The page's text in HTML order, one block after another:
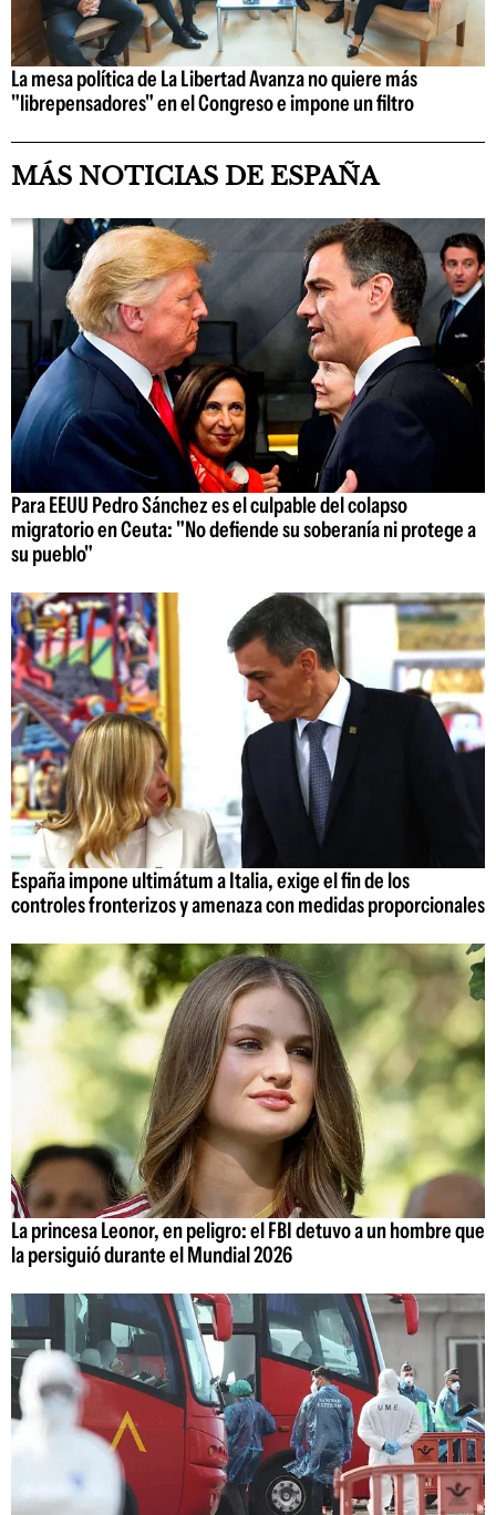
La mesa política de La Libertad Avanza no quiere más
"librepensadores" en el Congreso e impone un filtro
MÁS NOTICIAS DE ESPAÑA
Para EEUU Pedro Sánchez es el culpable del colapso
migratorio en Ceuta: "No defiende su soberanía ni protege a
su pueblo"
España impone ultimátum a Italia, exige el fin de los
controles fronterizos y amenaza con medidas proporcionales
La princesa Leonor, en peligro: el FBI detuvo a un hombre que
la persiguió durante el Mundial 2026